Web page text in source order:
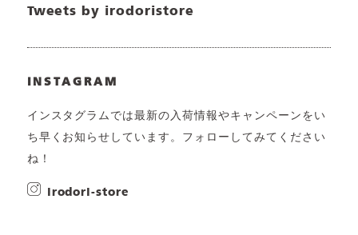
Tweets by irodoristore
INSTAGRAM
インスタグラムでは最新の入荷情報やキャンペーンをい
ち早くお知らせしています。フォローしてみてください
ね！
irodori-store